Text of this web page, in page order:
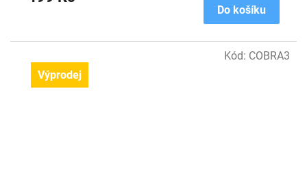
Do košíku
Výprodej
Kód: COBRA3